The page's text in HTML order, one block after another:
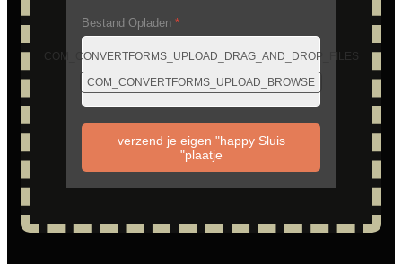
Bestand Opladen *
COM_CONVERTFORMS_UPLOAD_DRAG_AND_DROP_FILES
COM_CONVERTFORMS_UPLOAD_BROWSE
verzend je eigen "happy Sluis
"plaatje